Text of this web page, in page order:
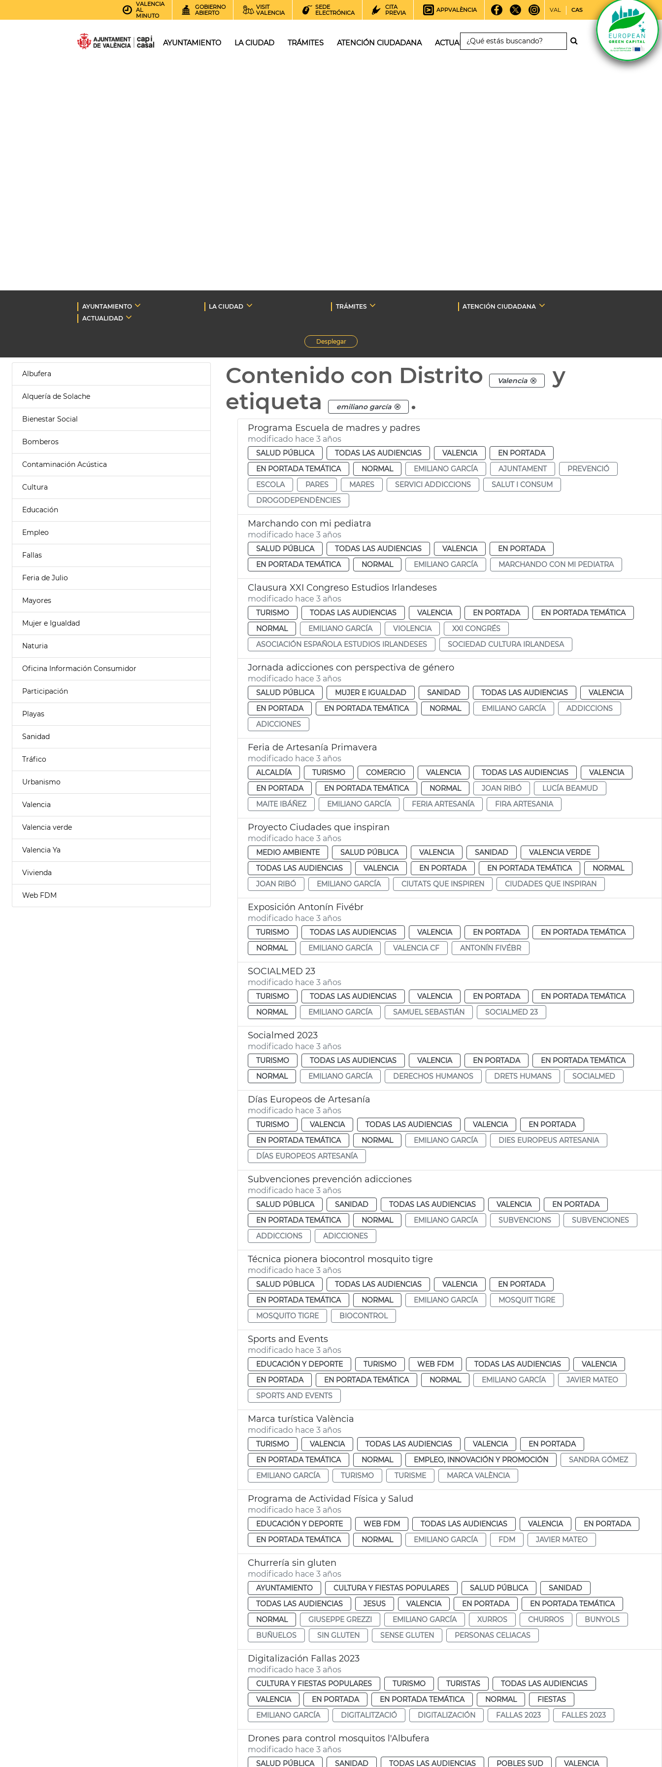
VALENCIA
AL
MINUTO
GOBIERNO
ABIERTO
VISIT
VALENCIA
SEDE
ELECTRÓNICA
CITA
PREVIA
APPVALÈNCIA VAL CAS
AYUNTAMIENTO LA CIUDAD TRÁMITES ATENCIÓN CIUDADANA ACTUALIDAD
AYUNTAMIENTO LA CIUDAD TRÁMITES
ATENCIÓN CIUDADANA
ACTUALIDAD
Desplegar
Albufera
Alquería de Solache
Bienestar Social
Bomberos
Contaminación Acústica
Cultura
Educación
Empleo
Fallas
Feria de Julio
Mayores
Mujer e Igualdad
Naturia
Oficina Información Consumidor
Participación
Playas
Sanidad
Tráfico
Urbanismo
Valencia
Valencia verde
Valencia Ya
Vivienda
Web FDM
Contenido con Distrito Valencia
y
etiqueta
emiliano garcía .
Programa Escuela de madres y padres
modificado hace 3 años
SALUD PÚBLICA TODAS LAS AUDIENCIAS VALENCIA
EN PORTADA
EN PORTADA TEMÁTICA
NORMAL EMILIANO GARCÍA AJUNTAMENT
PREVENCIÓ
ESCOLA
PARES MARES SERVICI ADDICCIONS
SALUT I CONSUM
DROGODEPENDÈNCIES
Marchando con mi pediatra
modificado hace 3 años
SALUD PÚBLICA TODAS LAS AUDIENCIAS VALENCIA
EN PORTADA
EN PORTADA TEMÁTICA
NORMAL EMILIANO GARCÍA MARCHANDO CON MI PEDIATRA
Clausura XXI Congreso Estudios Irlandeses
modificado hace 3 años
TURISMO TODAS LAS AUDIENCIAS VALENCIA EN PORTADA
EN PORTADA TEMÁTICA
NORMAL
EMILIANO GARCÍA VIOLENCIA
XXI CONGRÉS
ASOCIACIÓN ESPAÑOLA ESTUDIOS IRLANDESES
SOCIEDAD CULTURA IRLANDESA
Jornada adicciones con perspectiva de género
modificado hace 3 años
SALUD PÚBLICA MUJER E IGUALDAD SANIDAD TODAS LAS AUDIENCIAS
VALENCIA
EN PORTADA
EN PORTADA TEMÁTICA NORMAL EMILIANO GARCÍA
ADDICCIONS
ADICCIONES
Feria de Artesanía Primavera
modificado hace 3 años
ALCALDÍA TURISMO COMERCIO VALENCIA TODAS LAS AUDIENCIAS
VALENCIA
EN PORTADA
EN PORTADA TEMÁTICA NORMAL JOAN RIBÓ
LUCÍA BEAMUD
MAITE IBÁÑEZ
EMILIANO GARCÍA FERIA ARTESANÍA FIRA ARTESANIA
Proyecto Ciudades que inspiran
modificado hace 3 años
MEDIO AMBIENTE SALUD PÚBLICA VALENCIA SANIDAD
VALENCIA VERDE
TODAS LAS AUDIENCIAS
VALENCIA EN PORTADA EN PORTADA TEMÁTICA
NORMAL
JOAN RIBÓ
EMILIANO GARCÍA CIUTATS QUE INSPIREN CIUDADES QUE INSPIRAN
Exposición Antonín Fivébr
modificado hace 3 años
TURISMO TODAS LAS AUDIENCIAS VALENCIA EN PORTADA
EN PORTADA TEMÁTICA
NORMAL
EMILIANO GARCÍA VALENCIA CF ANTONÍN FIVÉBR
SOCIALMED 23
modificado hace 3 años
TURISMO TODAS LAS AUDIENCIAS VALENCIA EN PORTADA
EN PORTADA TEMÁTICA
NORMAL
EMILIANO GARCÍA SAMUEL SEBASTIÁN SOCIALMED 23
Socialmed 2023
modificado hace 3 años
TURISMO TODAS LAS AUDIENCIAS VALENCIA EN PORTADA
EN PORTADA TEMÁTICA
NORMAL
EMILIANO GARCÍA DERECHOS HUMANOS DRETS HUMANS SOCIALMED
Días Europeos de Artesanía
modificado hace 3 años
TURISMO VALENCIA TODAS LAS AUDIENCIAS VALENCIA
EN PORTADA
EN PORTADA TEMÁTICA
NORMAL EMILIANO GARCÍA
DIES EUROPEUS ARTESANIA
DÍAS EUROPEOS ARTESANÍA
Subvenciones prevención adicciones
modificado hace 3 años
SALUD PÚBLICA SANIDAD TODAS LAS AUDIENCIAS VALENCIA
EN PORTADA
EN PORTADA TEMÁTICA
NORMAL EMILIANO GARCÍA SUBVENCIONS
SUBVENCIONES
ADDICCIONS
ADICCIONES
Técnica pionera biocontrol mosquito tigre
modificado hace 3 años
SALUD PÚBLICA TODAS LAS AUDIENCIAS VALENCIA
EN PORTADA
EN PORTADA TEMÁTICA
NORMAL EMILIANO GARCÍA
MOSQUIT TIGRE
MOSQUITO TIGRE
BIOCONTROL
Sports and Events
modificado hace 3 años
EDUCACIÓN Y DEPORTE TURISMO WEB FDM TODAS LAS AUDIENCIAS
VALENCIA
EN PORTADA
EN PORTADA TEMÁTICA NORMAL EMILIANO GARCÍA
JAVIER MATEO
SPORTS AND EVENTS
Marca turística València
modificado hace 3 años
TURISMO VALENCIA TODAS LAS AUDIENCIAS VALENCIA
EN PORTADA
EN PORTADA TEMÁTICA
NORMAL EMPLEO, INNOVACIÓN Y PROMOCIÓN
SANDRA GÓMEZ
EMILIANO GARCÍA
TURISMO TURISME MARCA VALÈNCIA
Programa de Actividad Física y Salud
modificado hace 3 años
EDUCACIÓN Y DEPORTE WEB FDM TODAS LAS AUDIENCIAS VALENCIA
EN PORTADA
EN PORTADA TEMÁTICA
NORMAL EMILIANO GARCÍA FDM JAVIER MATEO
Churrería sin gluten
modificado hace 3 años
AYUNTAMIENTO CULTURA Y FIESTAS POPULARES SALUD PÚBLICA
SANIDAD
TODAS LAS AUDIENCIAS
JESUS VALENCIA EN PORTADA
EN PORTADA TEMÁTICA
NORMAL
GIUSEPPE GREZZI EMILIANO GARCÍA XURROS CHURROS
BUNYOLS
BUÑUELOS
SIN GLUTEN SENSE GLUTEN PERSONAS CELIACAS
Digitalización Fallas 2023
modificado hace 3 años
CULTURA Y FIESTAS POPULARES TURISMO TURISTAS
TODAS LAS AUDIENCIAS
VALENCIA
EN PORTADA EN PORTADA TEMÁTICA NORMAL
FIESTAS
EMILIANO GARCÍA
DIGITALITZACIÓ DIGITALIZACIÓN FALLAS 2023 FALLES 2023
Drones para control mosquitos l'Albufera
modificado hace 3 años
SALUD PÚBLICA SANIDAD TODAS LAS AUDIENCIAS POBLES SUD VALENCIA